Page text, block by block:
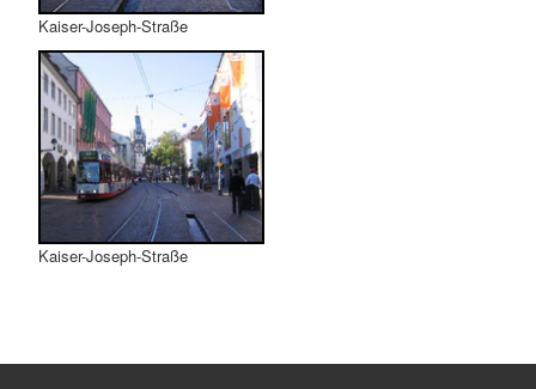
Kaiser-Joseph-Straße
Kaiser-Joseph-Straße